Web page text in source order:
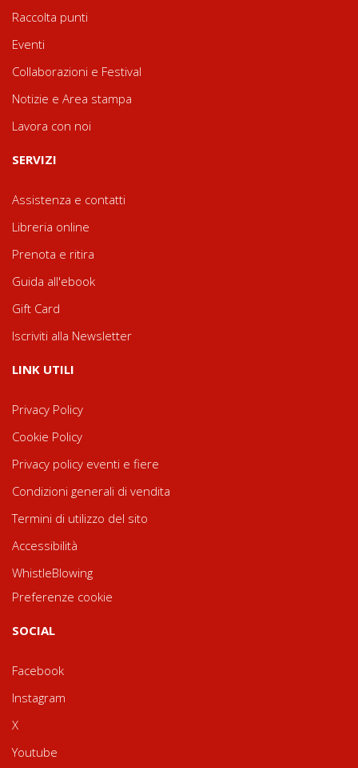
Raccolta punti
Eventi
Collaborazioni e Festival
Notizie e Area stampa
Lavora con noi
SERVIZI
Assistenza e contatti
Libreria online
Prenota e ritira
Guida all'ebook
Gift Card
Iscriviti alla Newsletter
LINK UTILI
Privacy Policy
Cookie Policy
Privacy policy eventi e fiere
Condizioni generali di vendita
Termini di utilizzo del sito
Accessibilità
WhistleBlowing
Preferenze cookie
SOCIAL
Facebook
Instagram
X
Youtube